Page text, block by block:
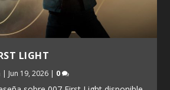
LIGHT
| Jun 19, 2026 | 0